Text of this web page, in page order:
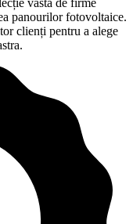
panourilor fotovoltaice.
clienți pentru a alege